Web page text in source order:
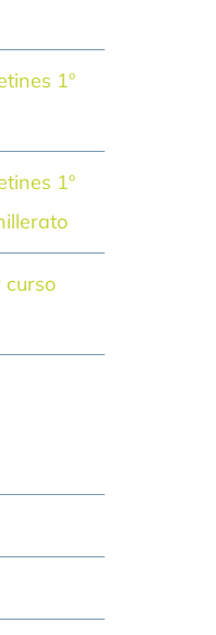
1º
1º
curso